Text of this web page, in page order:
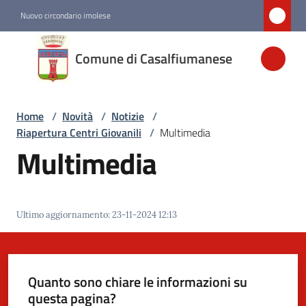
Nuovo circondario imolese
Comune di Casalfiumanese
Comune di
Casalfiumanese
Amministrazione
Novità
Menu selezionato
Servizi
Vivere
Home / Novità / Notizie /
Riapertura Centri Giovanili / Multimedia
Multimedia
Ultimo aggiornamento:23-11-2024 12:13
Quanto sono chiare le informazioni su
questa pagina?